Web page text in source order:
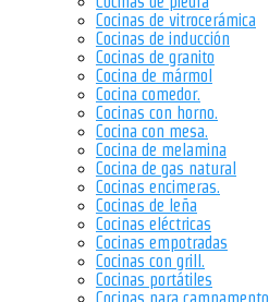
Cocinas de vitrocerámica
Cocinas de inducción
Cocinas de granito
Cocina de mármol
Cocina comedor.
Cocinas con horno.
Cocina con mesa.
Cocina de melamina
Cocina de gas natural
Cocinas encimeras.
Cocinas de leña
Cocinas eléctricas
Cocinas empotradas
Cocinas con grill.
Cocinas portátiles
Cocinas para campamento